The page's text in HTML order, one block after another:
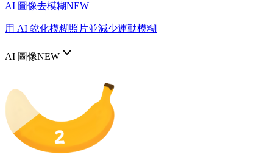
AI 圖像去模糊NEW
用 AI 銳化模糊照片並減少運動模糊
AI 圖像NEW